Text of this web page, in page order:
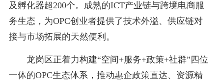
及孵化器超200个。成熟的ICT产业链与跨境电商服
务生态，为OPC创业者提供了技术外溢、供应链对
接与市场拓展的天然便利。
龙岗区正着力构建“空间+服务+政策+社群”四位
一体的OPC生态体系，推动惠企政策直达、资源精